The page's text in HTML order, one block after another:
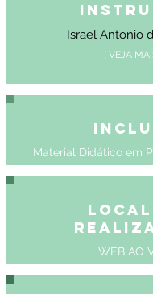
Israel Antonio
[ VEJA
Material Didático em
Local
WEB AO